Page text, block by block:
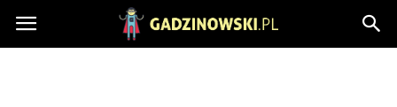
Gadzinowski.pl